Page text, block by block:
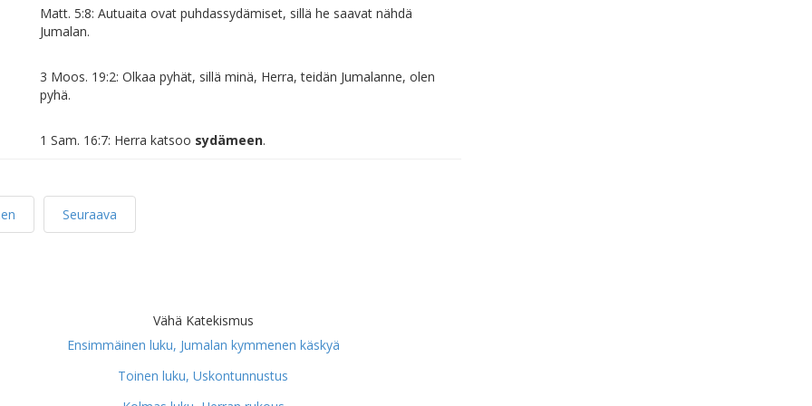
Matt. 5:8: Autuaita ovat puhdassydämiset, sillä he saavat nähdä
Jumalan.
3 Moos. 19:2: Olkaa pyhät, sillä minä, Herra, teidän Jumalanne, olen
pyhä.
1 Sam. 16:7: Herra katsoo sydämeen.
Seuraava
Vähä Katekismus
Ensimmäinen luku, Jumalan kymmenen käskyä
Toinen luku, Uskontunnustus